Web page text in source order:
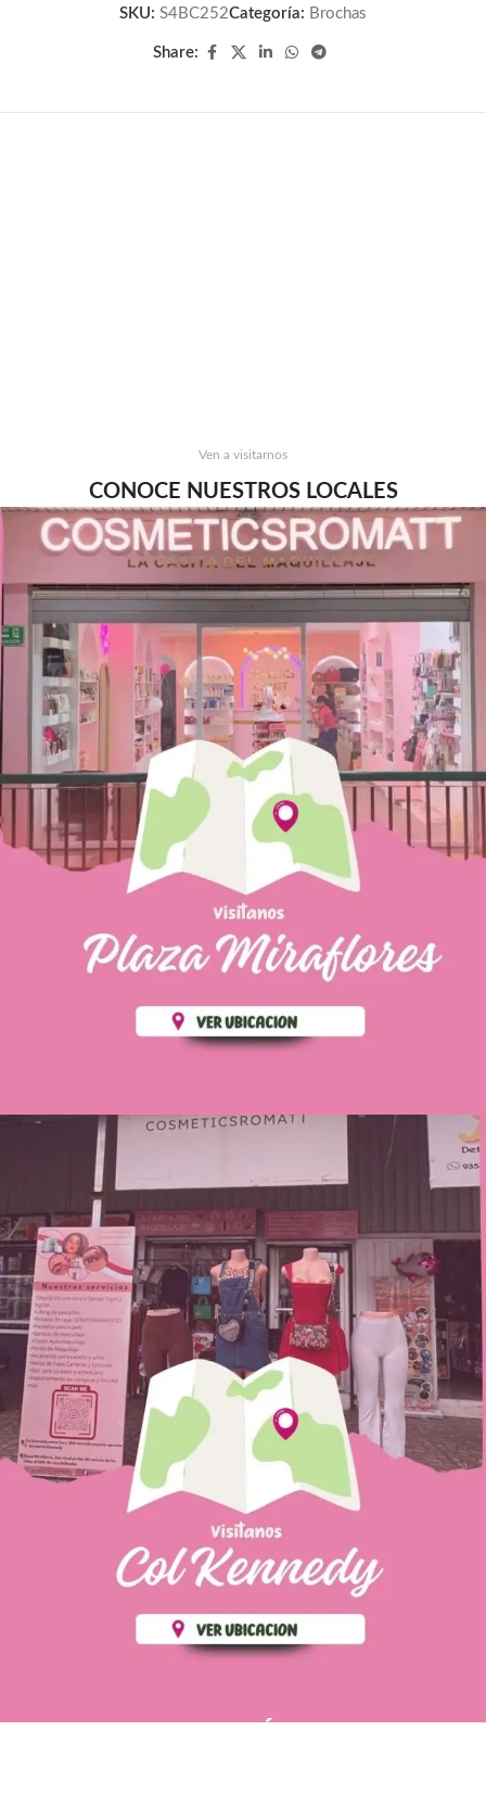
SKU: S4BC252Categoría: Brochas
Share:
Ven a visitarnos
CONOCE NUESTROS LOCALES